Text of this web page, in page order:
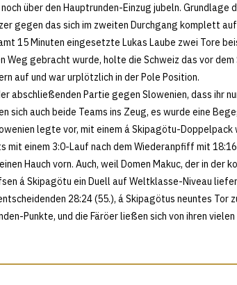
über den Hauptrunden-Einzug jubeln. Grundlage
gegen das sich im zweiten Durchgang komplett
15 Minuten eingesetzte Lukas Laube zwei Tore
Weg gebracht wurde, holte die Schweiz das vor dem
auf und war urplötzlich in der Pole Position.
abschließenden Partie gegen Slowenien, dass ihr
auch beide Teams ins Zeug, es wurde eine
legte vor, mit einem á Skipagötu-Doppelpack
einem 3:0-Lauf nach dem Wiederanpfiff mit 18:16
Hauch vorn. Auch, weil Domen Makuc, der in der
á Skipagötu ein Duell auf Weltklasse-Niveau
28:24 (55.), á Skipagötus neuntes Tor
Punkte, und die Färöer ließen sich von ihren